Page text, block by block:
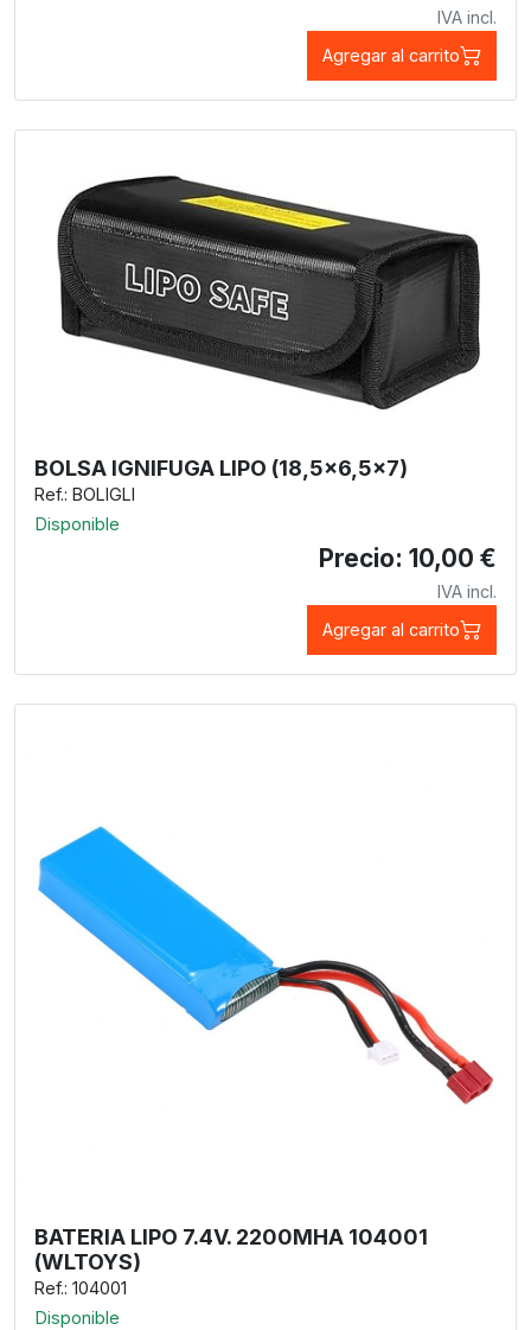
IVA incl.
Agregar al carrito
BOLSA IGNIFUGA LIPO (18,5x6,5x7)
Ref.: BOLIGLI
Disponible
Precio: 10,00 €
IVA incl.
Agregar al carrito
BATERIA LIPO 7.4V. 2200MHA 104001
(WLTOYS)
Ref.: 104001
Disponible